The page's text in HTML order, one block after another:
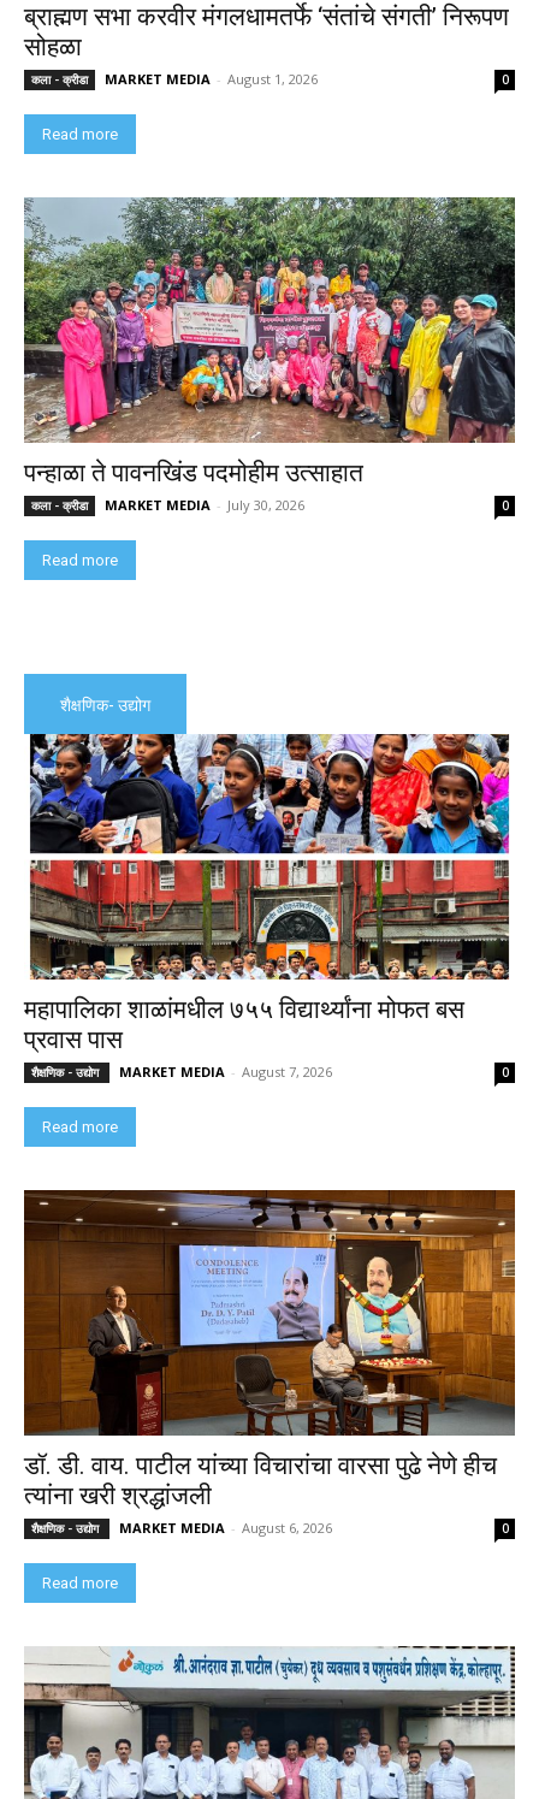
ब्राह्मण सभा करवीर मंगलधामतर्फे ‘संतांचे संगती’ निरूपण
सोहळा
कला - क्रीडा MARKET MEDIA - August 1, 2026 0
Read more
पन्हाळा ते पावनखिंड पदमोहीम उत्साहात
कला - क्रीडा MARKET MEDIA - July 30, 2026 0
Read more
शैक्षणिक- उद्योग
महापालिका शाळांमधील ७५५ विद्यार्थ्यांना मोफत बस
प्रवास पास
शैक्षणिक - उद्योग MARKET MEDIA - August 7, 2026 0
Read more
डॉ. डी. वाय. पाटील यांच्या विचारांचा वारसा पुढे नेणे हीच
त्यांना खरी श्रद्धांजली
शैक्षणिक - उद्योग MARKET MEDIA - August 6, 2026 0
Read more